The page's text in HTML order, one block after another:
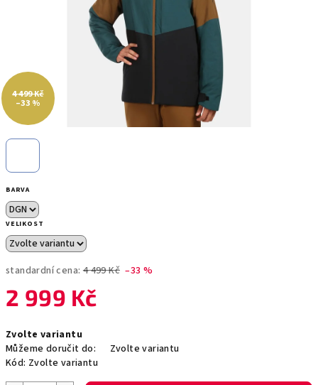
BARVA
VELIKOST
standardní cena: 4 499 Kč –33 %
2 999 Kč
cena:
Zvolte variantu
Můžeme doručit do:
Zvolte variantu
Kód: Zvolte variantu
4 499 Kč
–33 %